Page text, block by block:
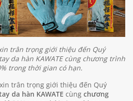
trân trọng giới thiệu đến Quý
da hàn KAWATE cùng chương trình
trong thời gian có hạn.
xin trân trọng giới thiệu đến Quý
da hàn KAWATE cùng chương